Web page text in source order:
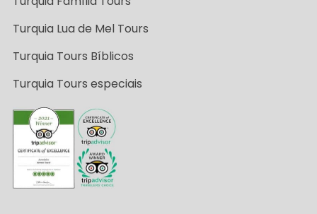
Turquia Lua de Mel Tours
Turquia Tours Bíblicos
Turquia Tours especiais